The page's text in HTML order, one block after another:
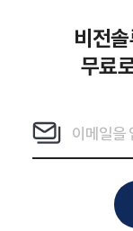
비전
무료